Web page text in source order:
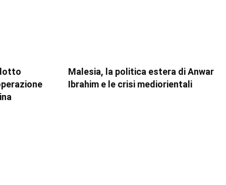
Malesia, la politica estera di Anwar
Ibrahim e le crisi mediorientali